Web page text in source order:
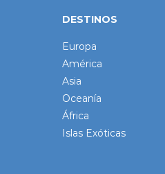
DESTINOS
Europa
América
Asia
Oceanía
África
Islas Exóticas